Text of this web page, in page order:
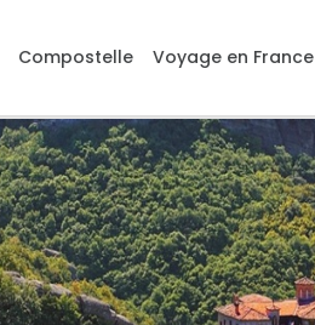
Compostelle Voyage en France